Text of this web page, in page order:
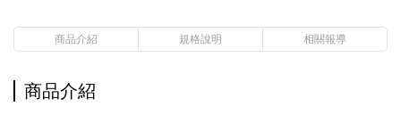
商品介紹 規格說明 相關報導
商品介紹